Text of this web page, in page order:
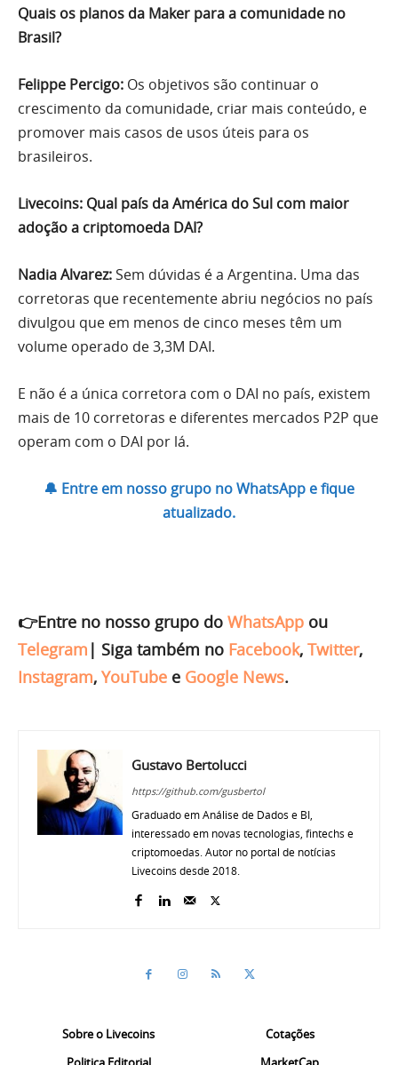
Quais os planos da Maker para a comunidade no
Brasil?
Felippe Percigo: Os objetivos são continuar o
crescimento da comunidade, criar mais conteúdo, e
promover mais casos de usos úteis para os
brasileiros.
Livecoins: Qual país da América do Sul com maior
adoção a criptomoeda DAI?
Nadia Alvarez:Sem dúvidas é a Argentina. Uma das
corretoras que recentemente abriu negócios no país
divulgou que em menos de cinco meses têm um
volume operado de 3,3M DAI.
E não é a única corretora com o DAI no país, existem
mais de 10 corretoras e diferentes mercados P2P que
operam com o DAI por lá.
🔔 Entre em nosso grupo no WhatsApp e fique
atualizado.
👉Entre no nosso grupo do WhatsApp ou
Telegram | Siga também no Facebook, Twitter,
Instagram, YouTube e Google News.
Gustavo Bertolucci
https://github.com/gusbertol
Graduado em Análise de Dados e BI,
interessado em novas tecnologias, fintechs e
criptomoedas. Autor no portal de notícias
Livecoins desde 2018.
Sobre o Livecoins
Cotações